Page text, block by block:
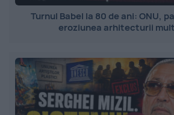
Turnul Babel la 80 de ani: ONU,
eroziunea arhitecturii